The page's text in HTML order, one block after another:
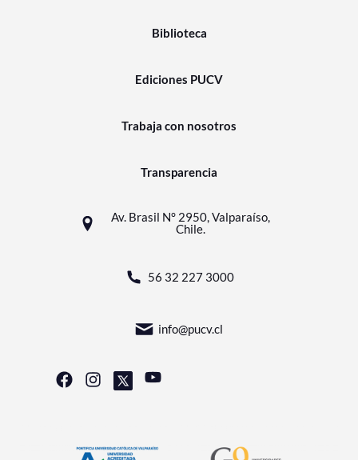
Biblioteca
Ediciones PUCV
Trabaja con nosotros
Transparencia
Av. Brasil N° 2950, Valparaíso,
Chile.
56 32 227 3000
info@pucv.cl